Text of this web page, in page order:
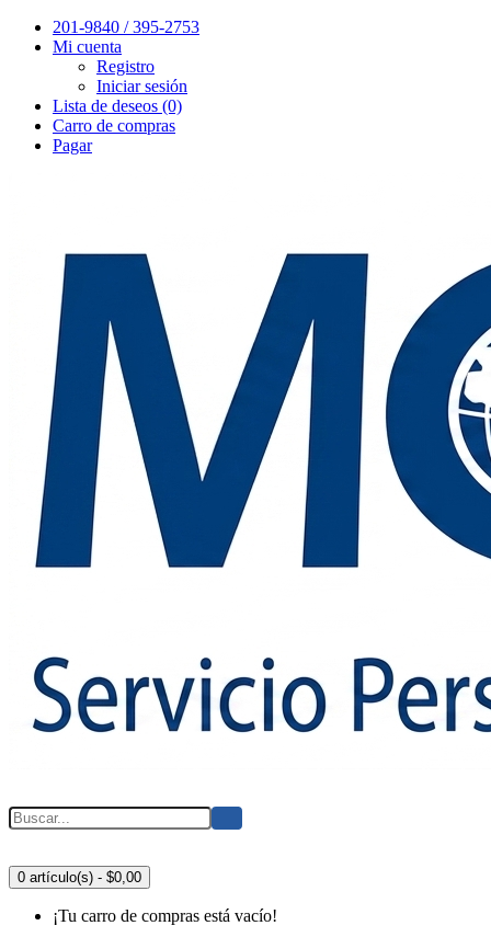
201-9840 / 395-2753
Mi cuenta
Registro
Iniciar sesión
Lista de deseos (0)
Carro de compras
Pagar
0 artículo(s) - $0,00
¡Tu carro de compras está vacío!